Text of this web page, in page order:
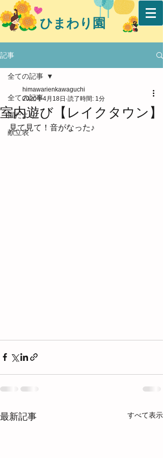
ひまわり園
記事
全ての記事
園だより
献立表
全ての記事
室内遊び【レイクタウン】
himawarienkawaguchi
2020年4月18日 読了時間: 1分
見て見て！音がなった♪
最新記事 すべて表示